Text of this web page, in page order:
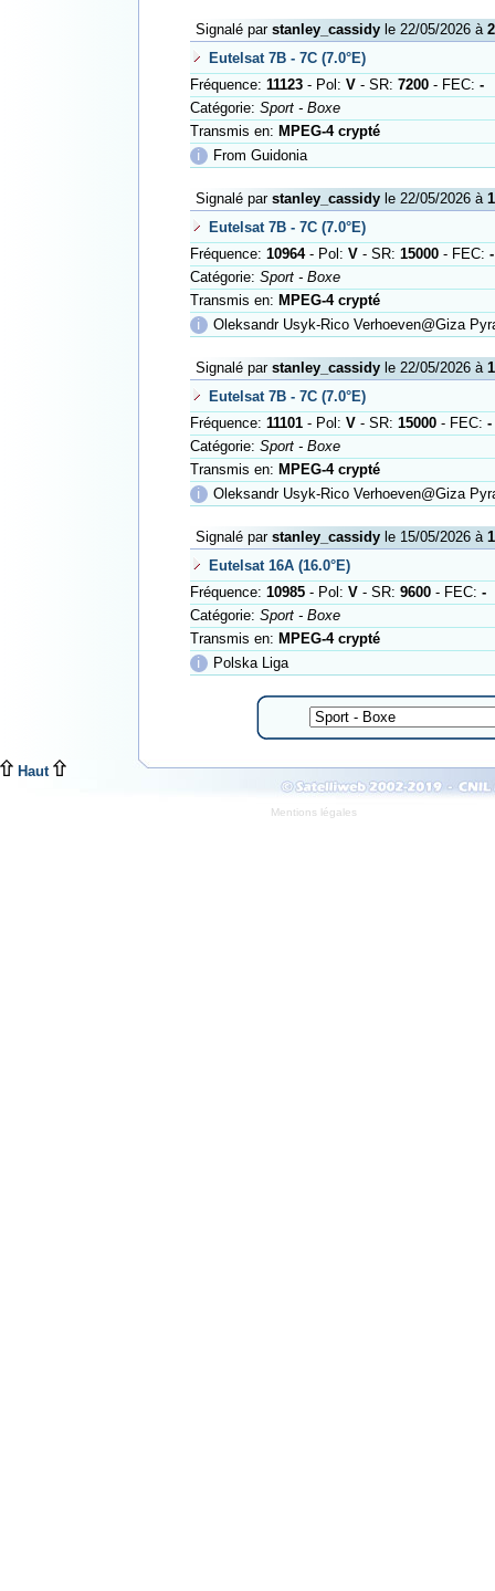
Signalé par stanley_cassidyle 22/05/2026 à
Eutelsat 7B - 7C (7.0°E)
Fréquence: 11123- Pol: V- SR: 7200- FEC: -
Catégorie: Sport - Boxe
Transmis en: MPEG-4 crypté
ℹ
From Guidonia
Signalé par stanley_cassidyle 22/05/2026 à
Eutelsat 7B - 7C (7.0°E)
Fréquence: 10964- Pol: V- SR: 15000- FEC: -
Catégorie: Sport - Boxe
Transmis en: MPEG-4 crypté
ℹ
Oleksandr Usyk-Rico Verhoeven@Giza
Signalé par stanley_cassidyle 22/05/2026 à
Eutelsat 7B - 7C (7.0°E)
Fréquence: 11101- Pol: V- SR: 15000- FEC: -
Catégorie: Sport - Boxe
Transmis en: MPEG-4 crypté
ℹ
Oleksandr Usyk-Rico Verhoeven@Giza
Signalé par stanley_cassidyle 15/05/2026 à
Eutelsat 16A (16.0°E)
Fréquence: 10985- Pol: V- SR: 9600- FEC: -
Catégorie: Sport - Boxe
Transmis en: MPEG-4 crypté
ℹ
Polska Liga
Haut
Mentions légales